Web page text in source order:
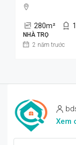
280m²
NHÀ TRỌ
2 năm trước
Xem